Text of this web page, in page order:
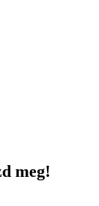
meg!